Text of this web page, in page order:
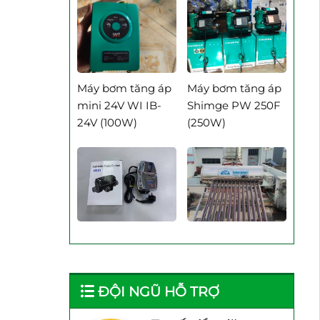
Máy Bơm Tăng Áp Mini
Máy Bơm Tăng Áp Rheken
Máy Bơm Tăng Áp Samico
Máy Bơm Tăng Áp Shimge
Máy Bơm Tăng Áp Techrumi
Máy Bơm Tăng Áp Taesung
Máy bơm tăng áp
mini 24V WI IB-
24V (100W)
Máy bơm tăng áp
Shimge PW 250F
(250W)
Rơ le điện tử
Adelino PS-01B Rơ
máy bơm
Máy Năng Lượng
Mặt Trời Bình
hành 4 năm
ĐỘI NGŨ HỖ TRỢ